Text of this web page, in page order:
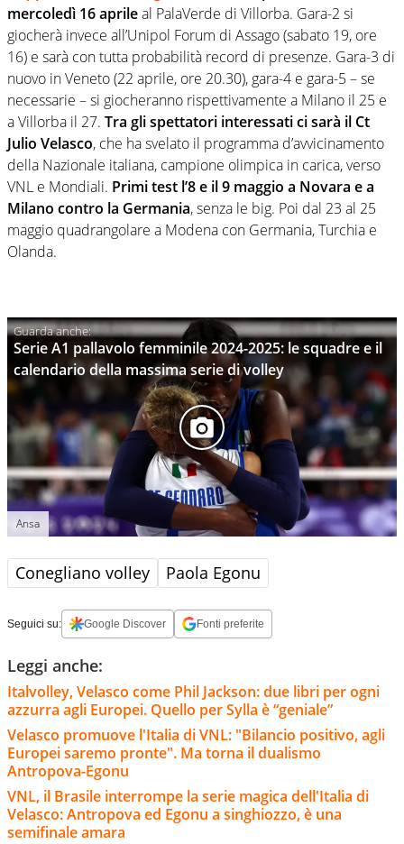
mercoledì 16 aprileal PalaVerde di Villorba. Gara-2 si
giocherà invece all’Unipol Forum di Assago (sabato 19, ore
16) e sarà con tutta probabilità record di presenze. Gara-3 di
nuovo in Veneto (22 aprile, ore 20.30), gara-4 e gara-5 – se
necessarie – si giocheranno rispettivamente a Milano il 25 e
a Villorba il 27. Tra gli spettatori interessati ci sarà il Ct
Julio Velasco, che ha svelato il programma d’avvicinamento
della Nazionale italiana, campione olimpica in carica, verso
VNL e Mondiali. Primi test l’8 e il 9 maggio a Novara e a
Milano contro la Germania, senza le big. Poi dal 23 al 25
maggio quadrangolare a Modena con Germania, Turchia e
Olanda.
Serie A1 pallavolo femminile 2024-2025: le squadre e il
calendario della massima serie di volley
Ansa
Conegliano volley Paola Egonu
Seguici su: Google Discover Fonti preferite
Leggi anche:
Italvolley, Velasco come Phil Jackson: due libri per ogni
azzurra agli Europei. Quello per Sylla è “geniale”
Velasco promuove l'Italia di VNL: "Bilancio positivo, agli
Europei saremo pronte". Ma torna il dualismo
Antropova-Egonu
VNL, il Brasile interrompe la serie magica dell'Italia di
Velasco: Antropova ed Egonu a singhiozzo, è una
semifinale amara